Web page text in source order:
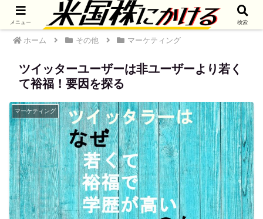
ホーム その他 マーケティング
ツイッターユーザーは非ユーザーより若く
て裕福！要因を探る
マーケティング
メニュー 検索